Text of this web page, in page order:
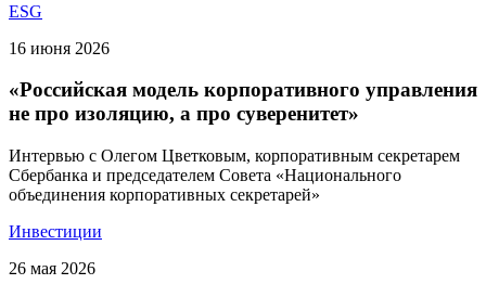
ESG
16 июня 2026
«Российская модель корпоративного управления
не про изоляцию, а про суверенитет»
Интервью с Олегом Цветковым, корпоративным секретарем
Сбербанка и председателем Совета «Национального
объединения корпоративных секретарей»
Инвестиции
26 мая 2026